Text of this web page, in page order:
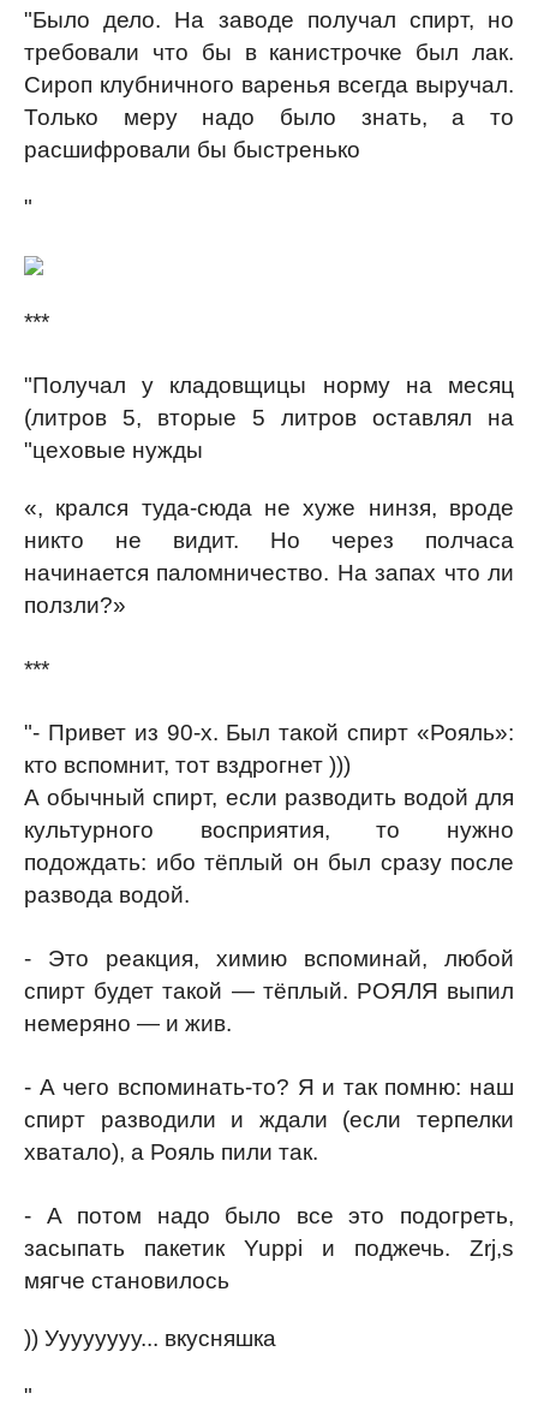
"Было дело. На заводе получал спирт, но
требовали что бы в канистрочке был лак.
Сироп клубничного варенья всегда выручал.
Только меру надо было знать, а то
расшифровали бы быстренько
"
***
"Получал у кладовщицы норму на месяц
(литров 5, вторые 5 литров оставлял на
"цеховые нужды
«, крался туда-сюда не хуже нинзя, вроде
никто не видит. Но через полчаса
начинается паломничество. На запах что ли
ползли?»
***
"- Привет из 90-х. Был такой спирт «Рояль»:
кто вспомнит, тот вздрогнет )))
А обычный спирт, если разводить водой для
культурного восприятия, то нужно
подождать: ибо тёплый он был сразу после
развода водой.
- Это реакция, химию вспоминай, любой
спирт будет такой — тёплый. РОЯЛЯ выпил
немеряно — и жив.
- А чего вспоминать-то? Я и так помню: наш
спирт разводили и ждали (если терпелки
хватало), а Рояль пили так.
- А потом надо было все это подогреть,
засыпать пакетик Yuppi и поджечь. Zrj,s
мягче становилось
)) Уууууууу... вкусняшка
"